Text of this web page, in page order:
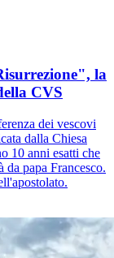
la
CVS
dei vescovi
dalla Chiesa
10 anni esatti che
da papa Francesco.